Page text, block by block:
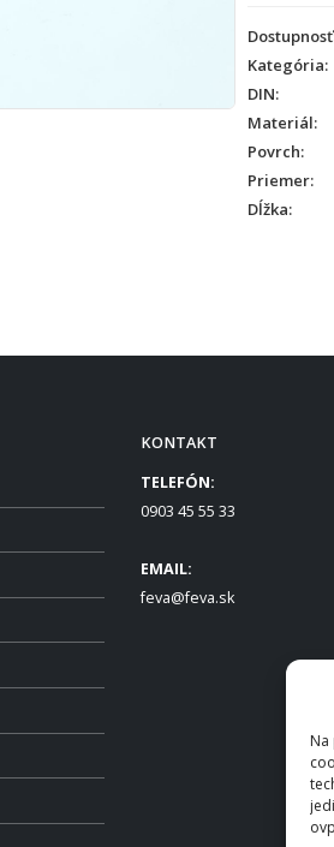
Kategória:
DIN:
Materiál:
Povrch:
Priemer:
Dĺžka:
KONTAKT
TELEFÓN:
0903 45 55 33
EMAIL:
feva@feva.sk